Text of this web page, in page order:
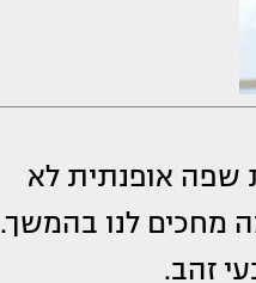
שפה אופנתית לא
מחכים לנו בהמשך.
זהב.